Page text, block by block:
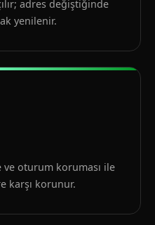
adres değiştiğinde
yenilenir.
ve oturum koruması ile
karşı korunur.